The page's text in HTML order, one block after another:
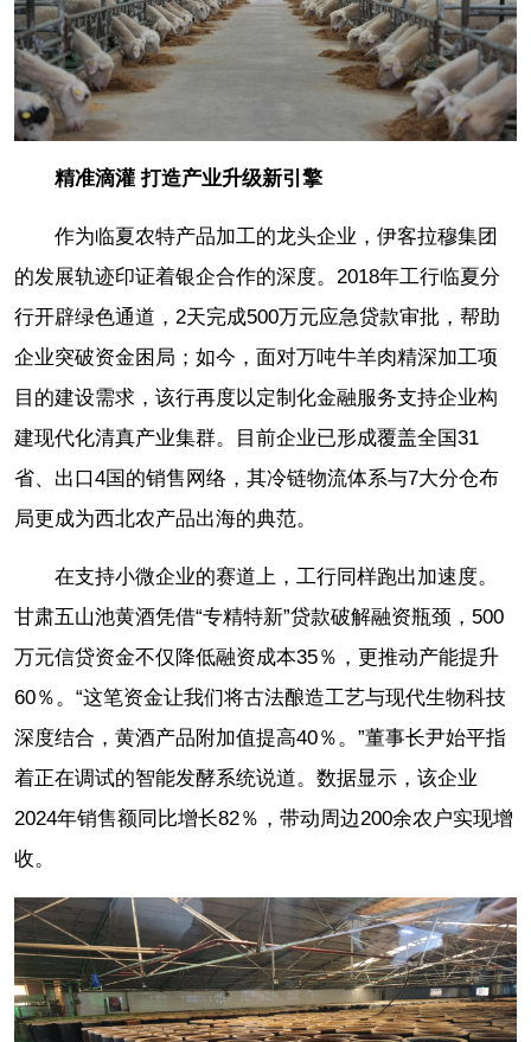
精准滴灌 打造产业升级新引擎
作为临夏农特产品加工的龙头企业，伊客拉穆集团
的发展轨迹印证着银企合作的深度。2018年工行临夏分
行开辟绿色通道，2天完成500万元应急贷款审批，帮助
企业突破资金困局；如今，面对万吨牛羊肉精深加工项
目的建设需求，该行再度以定制化金融服务支持企业构
建现代化清真产业集群。目前企业已形成覆盖全国31
省、出口4国的销售网络，其冷链物流体系与7大分仓布
局更成为西北农产品出海的典范。
在支持小微企业的赛道上，工行同样跑出加速度。
甘肃五山池黄酒凭借“专精特新”贷款破解融资瓶颈，500
万元信贷资金不仅降低融资成本35％，更推动产能提升
60％。“这笔资金让我们将古法酿造工艺与现代生物科技
深度结合，黄酒产品附加值提高40％。”董事长尹始平指
着正在调试的智能发酵系统说道。数据显示，该企业
2024年销售额同比增长82％，带动周边200余农户实现增
收。